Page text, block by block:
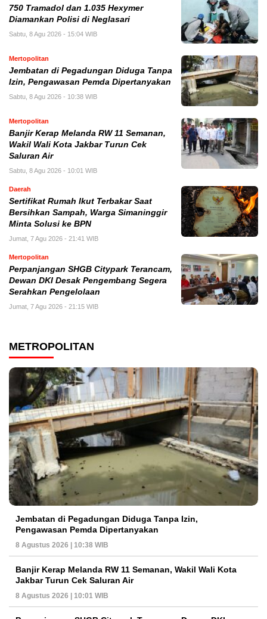
750 Tramadol dan 1.035 Hexymer
Diamankan Polisi di Neglasari
Sabtu, 8 Agu 2026 - 15:04 WIB
Mertopolitan
Jembatan di Pegadungan Diduga Tanpa
Izin, Pengawasan Pemda Dipertanyakan
Sabtu, 8 Agu 2026 - 10:38 WIB
Mertopolitan
Banjir Kerap Melanda RW 11 Semanan,
Wakil Wali Kota Jakbar Turun Cek
Saluran Air
Sabtu, 8 Agu 2026 - 10:01 WIB
Daerah
Sertifikat Rumah Ikut Terbakar Saat
Bersihkan Sampah, Warga Simaninggir
Minta Solusi ke BPN
Jumat, 7 Agu 2026 - 21:41 WIB
Mertopolitan
Perpanjangan SHGB Citypark Terancam,
Dewan DKI Desak Pengembang Segera
Serahkan Pengelolaan
Jumat, 7 Agu 2026 - 21:15 WIB
METROPOLITAN
Jembatan di Pegadungan Diduga Tanpa Izin,
Pengawasan Pemda Dipertanyakan
8 Agustus 2026 | 10:38 WIB
Banjir Kerap Melanda RW 11 Semanan, Wakil Wali Kota
Jakbar Turun Cek Saluran Air
8 Agustus 2026 | 10:01 WIB